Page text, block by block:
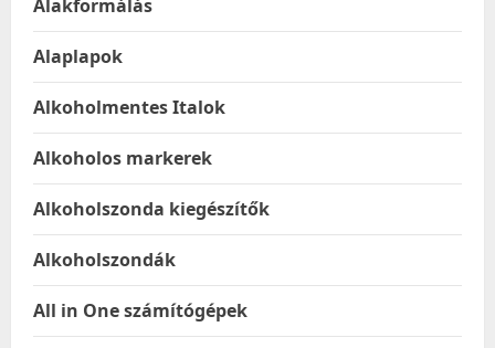
Alakformálás
Alaplapok
Alkoholmentes Italok
Alkoholos markerek
Alkoholszonda kiegészítők
Alkoholszondák
All in One számítógépek